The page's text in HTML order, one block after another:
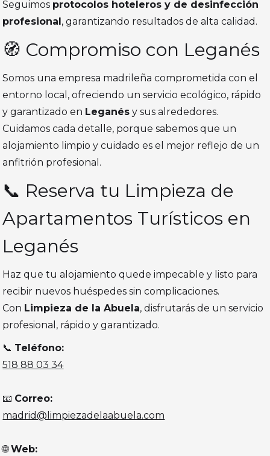
Seguimos protocolos hoteleros y de desinfección
profesional , garantizando resultados de alta calidad.
🧭 Compromiso con Leganés
Somos una empresa madrileña comprometida con el
entorno local, ofreciendo un servicio ecológico, rápido
y garantizado en Leganés y sus alrededores.
Cuidamos cada detalle, porque sabemos que un
alojamiento limpio y cuidado es el mejor reflejo de un
anfitrión profesional.
📞 Reserva tu Limpieza de
Apartamentos Turísticos en
Leganés
Haz que tu alojamiento quede impecable y listo para
recibir nuevos huéspedes sin complicaciones.
Con Limpieza de la Abuela, disfrutarás de un servicio
profesional, rápido y garantizado.
📞 Teléfono:
518 88 03 34
📧 Correo:
madrid@limpiezadelaabuela.com
🌐Web: